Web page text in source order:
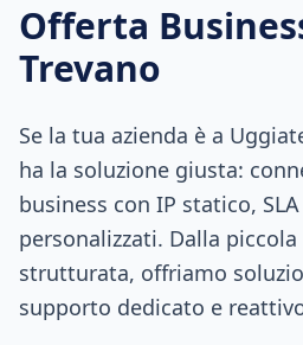
Offerta
Trevano
Se la tua azienda è a
ha la soluzione giusta:
business con IP statico,
personalizzati. Dalla
strutturata, offriamo
supporto dedicato e